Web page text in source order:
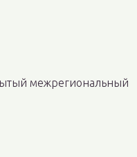
межрегиональный